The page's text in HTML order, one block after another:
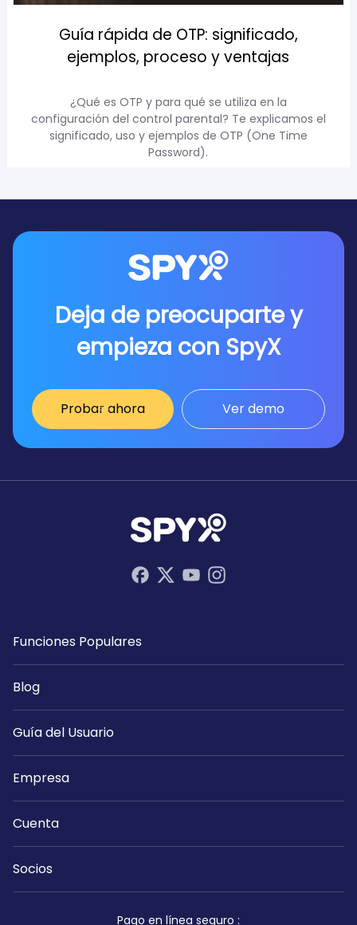
Guía rápida de OTP: significado,
ejemplos, proceso y ventajas
¿Qué es OTP y para qué se utiliza en la
configuración del control parental? Te explicamos el
significado, uso y ejemplos de OTP (One Time
Password).
Deja de preocuparte y
empieza con SpyX
Probar ahora Ver demo
Funciones Populares
Blog
Guía del Usuario
Empresa
Cuenta
Socios
Pago en línea seguro :